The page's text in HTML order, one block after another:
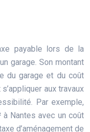
payable lors de la
garage. Son montant
du garage et du coût
aux travaux
Par exemple,
à Nantes avec un coût
d’aménagement de